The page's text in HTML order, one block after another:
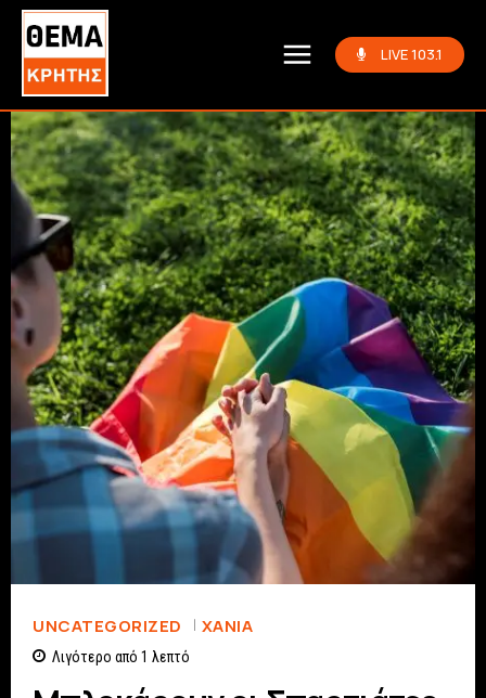
LIVE 103.1
UNCATEGORIZED ΧΑΝΙΆ
Λιγότερο από 1 λεπτό